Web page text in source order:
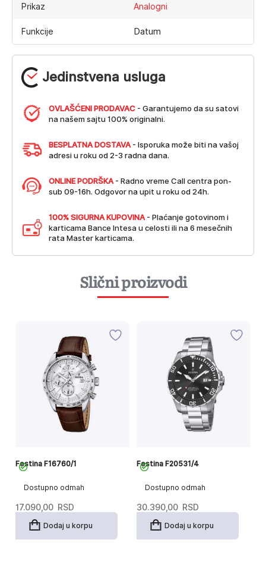
Jedinstvena usluga
OVLAŠĆENI PRODAVAC - Garantujemo da su satovi
na našem sajtu 100% originalni.
BESPLATNA DOSTAVA - Isporuka može biti na vašoj
adresi u roku od 2-3 radna dana.
ONLINE PODRŠKA - Radno vreme Call centra pon-
sub 09-16h. Odgovor na upit u roku od 24h.
100% SIGURNA KUPOVINA - Plaćanje gotovinom i
karticama Bance Intesa u celosti ili na 6 mesečnih
rata Master karticama.
Prikaz Analogni
Funkcije Datum
Slični proizvodi
Dostupno odmah
Festina F16760/1
17.090,00 RSD
Dodaj u korpu
Dostupno odmah
Festina F20531/4
30.390,00 RSD
Dodaj u korpu